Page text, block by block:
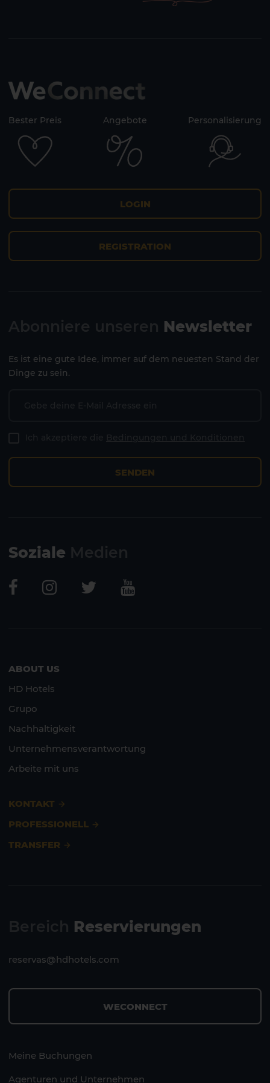
Bester Preis Angebote Personalisierung
LOGIN
REGISTRATION
Newsletter
Es ist eine gute Idee, immer auf dem neuesten Stand der
Dinge zu sein.
SENDEN
Soziale
ABOUT US
HD Hotels
Grupo
Nachhaltigkeit
Unternehmensverantwortung
Arbeite mit uns
KONTAKT
PROFESSIONELL
TRANSFER
Reservierungen
reservas@hdhotels.com
WECONNECT
Meine Buchungen
Agenturen und Unternehmen